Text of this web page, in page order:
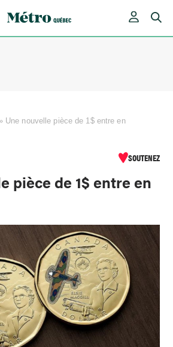
» Une nouvelle pièce de 1$ entre en
SOUTENEZ
pièce de 1$ entre en